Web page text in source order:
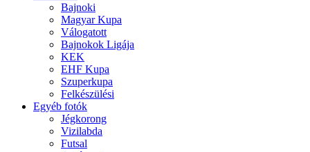
Bajnoki
Magyar Kupa
Válogatott
Bajnokok Ligája
KEK
EHF Kupa
Szuperkupa
Felkészülési
Egyéb fotók
Jégkorong
Vizilabda
Futsal